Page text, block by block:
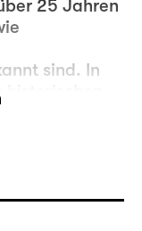
25 Jahren
sind. In
Erfahrungen,
Quellen-
sich zu
welche die